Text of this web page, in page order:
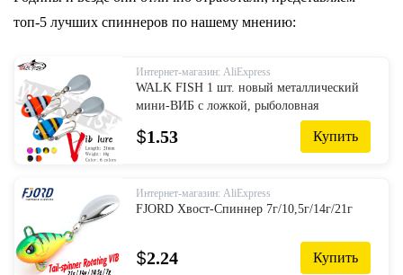
топ-5 лучших спиннеров по нашему мнению:
Интернет-магазин: AliExpress
WALK FISH 1 шт. новый металлический
мини-ВИБ с ложкой, рыболовная
приманка 10 г 2,1 см, рыболовная снасть,
булавка, кренкбейт, вибрационный
$1.53 Купить
Интернет-магазин: AliExpress
FJORD Хвост-Спиннер 7г/10,5г/14г/21г
$2.24 Купить